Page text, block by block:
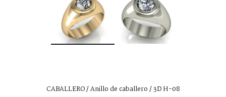
CABALLERO/Anillo de caballero/ 3D H-08